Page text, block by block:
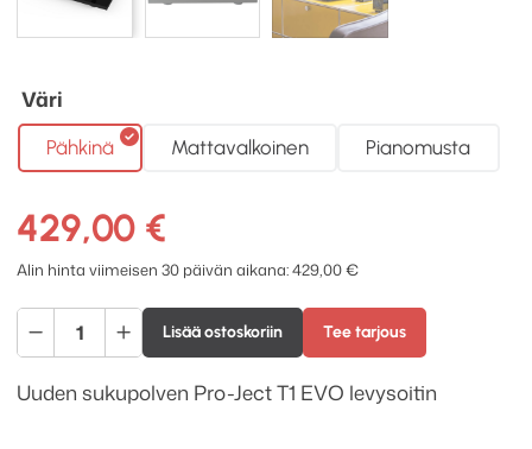
Väri
Pähkinä Mattavalkoinen Pianomusta
429,00 €
Alin hinta viimeisen 30 päivän aikana:429,00€
Ject
T1
Lisää ostoskoriin Tee tarjous
Uuden sukupolven Pro-Ject T1 EVO levysoitin